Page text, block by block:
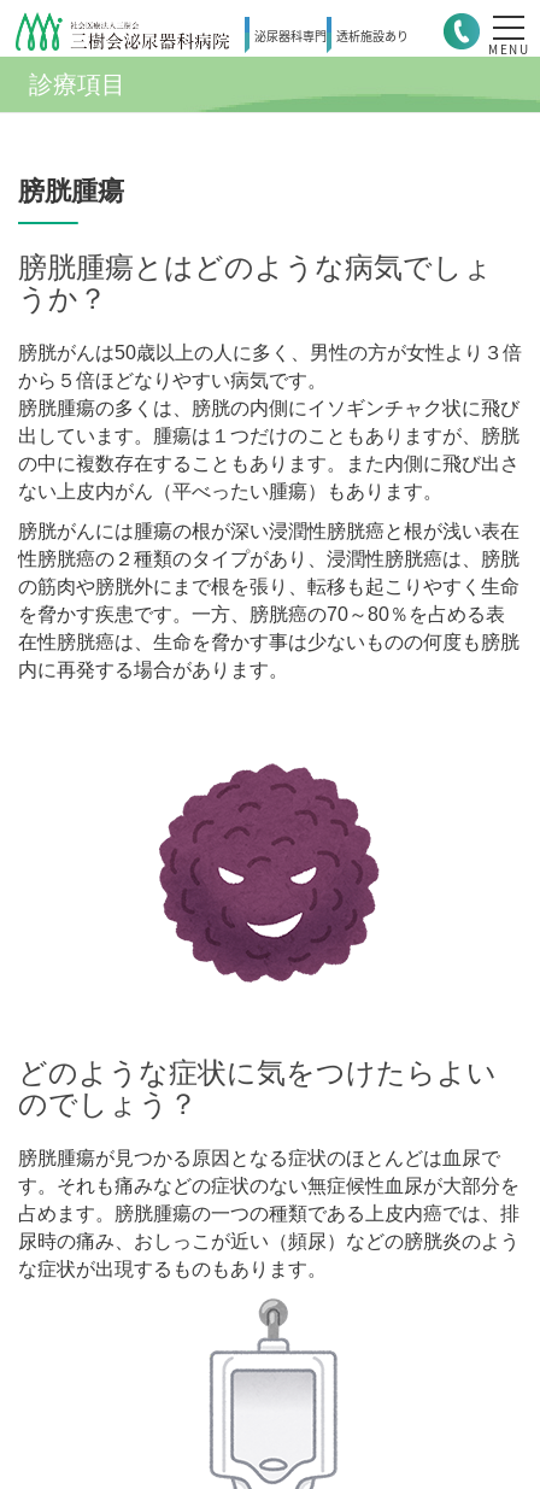
泌尿器科専門 透析施設あり
MENU
診療項目
膀胱腫瘍
膀胱腫瘍とはどのような病気でしょ
うか？
膀胱がんは50歳以上の人に多く、男性の方が女性より３倍
から５倍ほどなりやすい病気です。
膀胱腫瘍の多くは、膀胱の内側にイソギンチャク状に飛び
出しています。腫瘍は１つだけのこともありますが、膀胱
の中に複数存在することもあります。また内側に飛び出さ
ない上皮内がん（平べったい腫瘍）もあります。
膀胱がんには腫瘍の根が深い浸潤性膀胱癌と根が浅い表在
性膀胱癌の２種類のタイプがあり、浸潤性膀胱癌は、膀胱
の筋肉や膀胱外にまで根を張り、転移も起こりやすく生命
を脅かす疾患です。一方、膀胱癌の70～80％を占める表
在性膀胱癌は、生命を脅かす事は少ないものの何度も膀胱
内に再発する場合があります。
どのような症状に気をつけたらよい
のでしょう？
膀胱腫瘍が見つかる原因となる症状のほとんどは血尿で
す。それも痛みなどの症状のない無症候性血尿が大部分を
占めます。膀胱腫瘍の一つの種類である上皮内癌では、排
尿時の痛み、おしっこが近い（頻尿）などの膀胱炎のよう
な症状が出現するものもあります。